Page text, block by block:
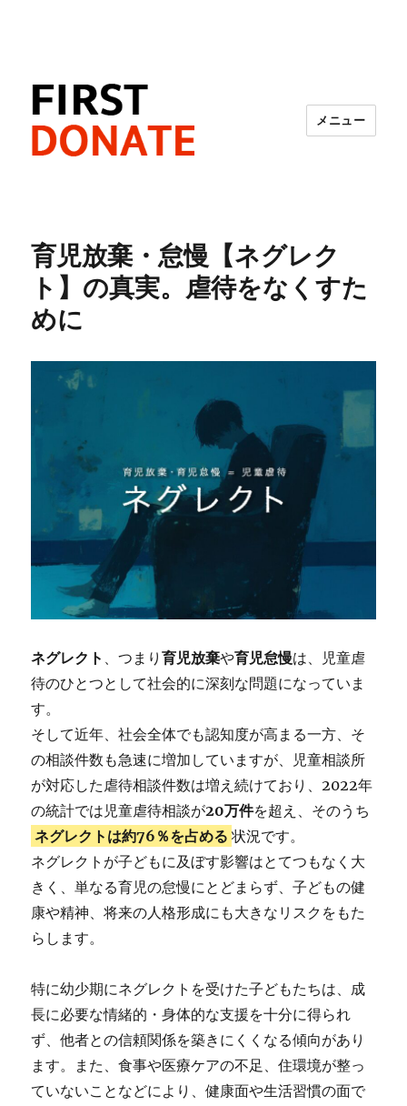
メニュー
育児放棄・怠慢【ネグレク
ト】の真実。虐待をなくすた
めに
ネグレクト 、つまり育児放棄や育児怠慢は、児童虐
待のひとつとして社会的に深刻な問題になっていま
す。
そして近年、社会全体でも認知度が高まる一方、そ
の相談件数も急速に増加していますが、児童相談所
が対応した虐待相談件数は増え続けており、2022年
の統計では児童虐待相談が20万件を超え、そのうち
ネグレクトは約76％を占める 状況です。
ネグレクトが子どもに及ぼす影響はとてつもなく大
きく、単なる育児の怠慢にとどまらず、子どもの健
康や精神、将来の人格形成にも大きなリスクをもた
らします。
特に幼少期にネグレクトを受けた子どもたちは、成
長に必要な情緒的・身体的な支援を十分に得られ
ず、他者との信頼関係を築きにくくなる傾向があり
ます。また、食事や医療ケアの不足、住環境が整っ
ていないことなどにより、健康面や生活習慣の面で